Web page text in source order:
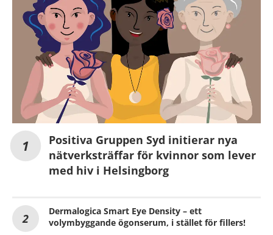
Positiva Gruppen Syd initierar nya
nätverksträffar för kvinnor som lever
med hiv i Helsingborg
Dermalogica Smart Eye Density – ett
volymbyggande ögonserum, i stället för fillers!